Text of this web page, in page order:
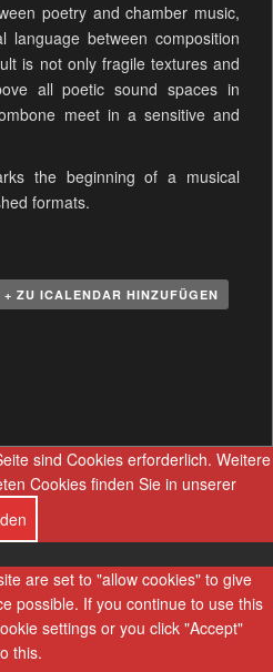
poetry and chamber music,
between composition
is not only fragile textures and
all poetic sound spaces in
meet in a sensitive and
the beginning of a musical
formats.
+ ZU ICALENDAR HINZUFÜGEN
sind Cookies erforderlich. Weitere
Cookies finden Sie in unserer
are set to "allow cookies" to give
possible. If you continue to use this
settings or you click "Accept"
this.